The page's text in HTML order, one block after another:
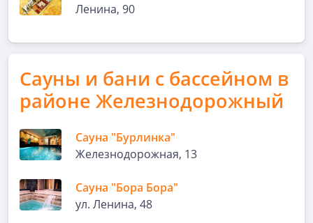
Ленина, 90
Сауны и бани с бассейном в
районе Железнодорожный
Сауна "Бурлинка"
Железнодорожная, 13
Сауна "Бора Бора"
ул. Ленина, 48